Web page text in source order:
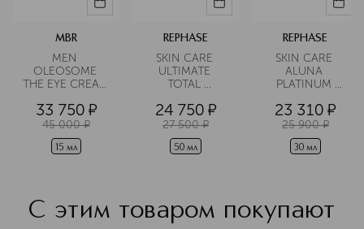
MBR
MEN
OLEOSOME
THE EYE CREAM
области вокруг
глаз
разглаживающий
33 750 ¤
45 000 ¤
15 мл
REPHASE
SKIN CARE
ULTIMATE
TOTAL
Крем-уход для
лица
антивозрастной
24 750 ¤
27 500 ¤
50 мл
REPHASE
SKIN CARE
ALUNA
PLATINUM
Сыворотка для
лица
антивозрастная
придающая
23 310 ¤
25 900 ¤
30 мл
С этим товаром покупают